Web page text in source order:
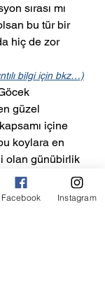
sırası mı
bu tür bir
hiç de zor
bilgi için bkz…)
Göcek
güzel
içine
koylara en
olan günübirlik
ticari yatlar bu
Yeni proje bu
Facebook Instagram